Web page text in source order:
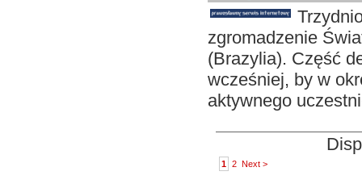
zgromadzenie
(Brazylia). Część
wcześniej, by w
aktywnego
1 2 Next >